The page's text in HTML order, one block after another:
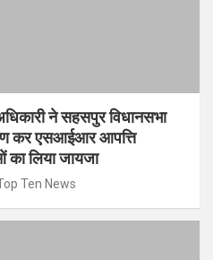
ने सहसपुर विधानसभा
कर एसआईआर आपत्ति
का लिया जायजा
Ten News